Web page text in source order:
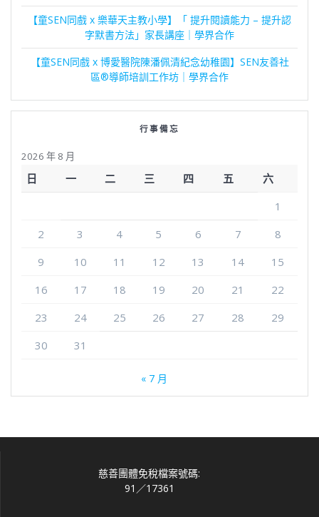
【童SEN同戲 x 樂華天主教小學】「 提升閱讀能力 – 提升認
字默書方法」家長講座｜學界合作
【童SEN同戲 x 博愛醫院陳潘佩清紀念幼稚園】SEN友善社
區®導師培訓工作坊｜學界合作
行事備忘
2026 年 8 月
日 一 二 三 四 五
六
1
2
3 4 5 6 7
8
9
10 11 12 13 14
15
16
17 18 19 20 21
22
23
24 25 26 27 28
29
30
31
« 7 月
慈善團體免稅檔案號碼:
91／17361